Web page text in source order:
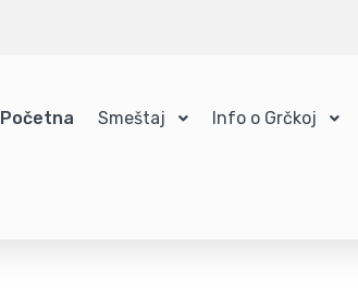
Početna Smeštaj Info o Grčkoj